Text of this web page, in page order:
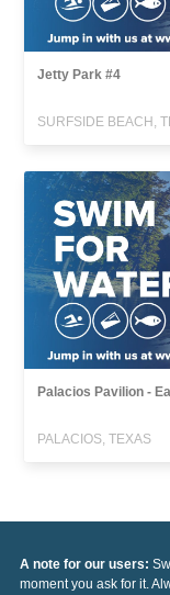
Jetty Park #4
SURFSIDE BEACH,
Palacios Pavilion -
PALACIOS, TEXAS
A note for our users:
moment you ask for it.